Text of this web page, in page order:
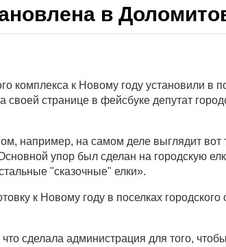
в
комплекса к Новому году установили в
странице в фейсбуке депутат
например, на самом деле выглядит вот
упор был сделан на городскую
"сказочные" елки».
к Новому году в поселках городского
сделала администрация для того,